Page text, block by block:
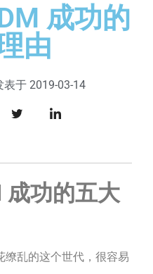
成功的
由
表于 2019-03-14
成功的五大
缭乱的这个世代，很容易